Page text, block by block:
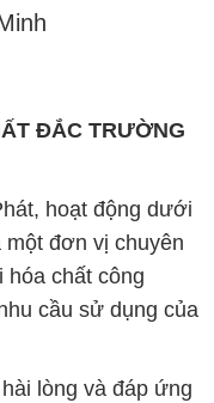
ĐẮC TRƯỜNG
hoạt động dưới
một đơn vị chuyên
hóa chất công
cầu sử dụng của
lòng và đáp ứng